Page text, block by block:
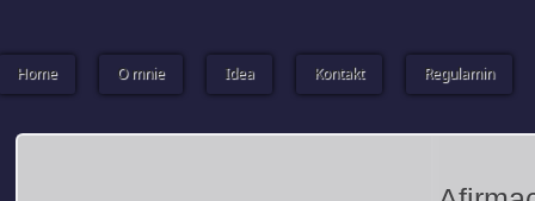
Home O mnie Idea Kontakt Regulamin